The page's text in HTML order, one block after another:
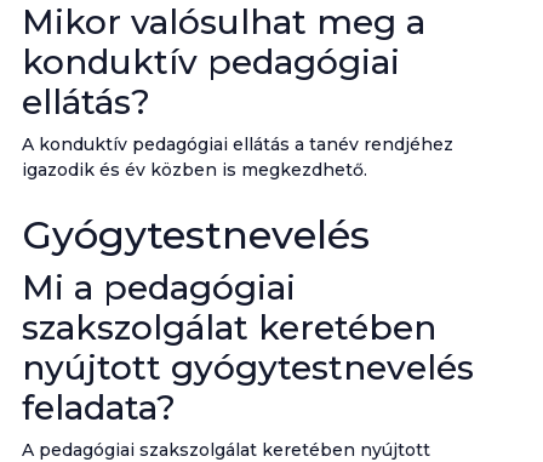
Mikor valósulhat meg a
konduktív pedagógiai
ellátás?
A konduktív pedagógiai ellátás a tanév rendjéhez
igazodik és év közben is megkezdhető.
Gyógytestnevelés
Mi a pedagógiai
szakszolgálat keretében
nyújtott gyógytestnevelés
feladata?
A pedagógiai szakszolgálat keretében nyújtott